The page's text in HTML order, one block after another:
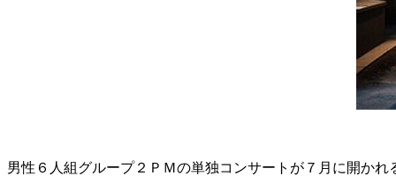
男性６人組グループ２ＰＭの単独コンサートが７月に開かれ